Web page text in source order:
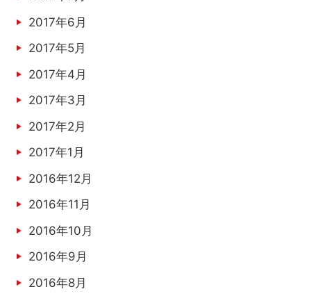
2017年6月
2017年5月
2017年4月
2017年3月
2017年2月
2017年1月
2016年12月
2016年11月
2016年10月
2016年9月
2016年8月